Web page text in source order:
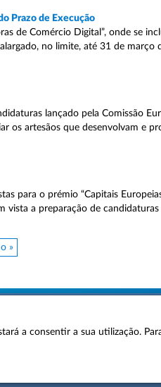
Prazo de Execução
de Comércio Digital”, onde se
no limite, até 31 de março
lançado pela Comissão
os artesãos que desenvolvam e
para o prémio “Capitais
vista a preparação de
»
a consentir a sua utilização.